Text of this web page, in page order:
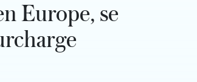
Europe, se